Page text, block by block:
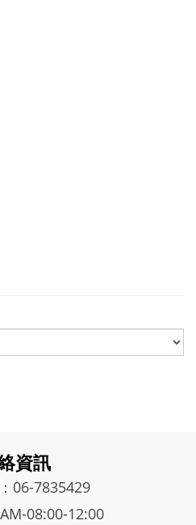
資訊
06-7835429
08:00-12:00